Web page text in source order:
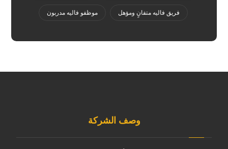
فريق فاليه متفانٍ ومؤهل موظفو فاليه مدربون
وصف الشركة